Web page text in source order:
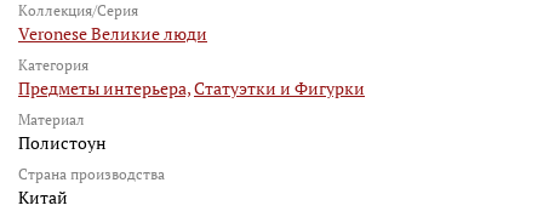
Коллекция/Серия
Veronese Великие люди
Категория
Предметы интерьера,Статуэтки и Фигурки
Материал
Полистоун
Страна производства
Китай